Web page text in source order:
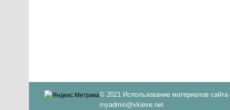
© 2021 Использование материалов
myadmin@vkieve.net